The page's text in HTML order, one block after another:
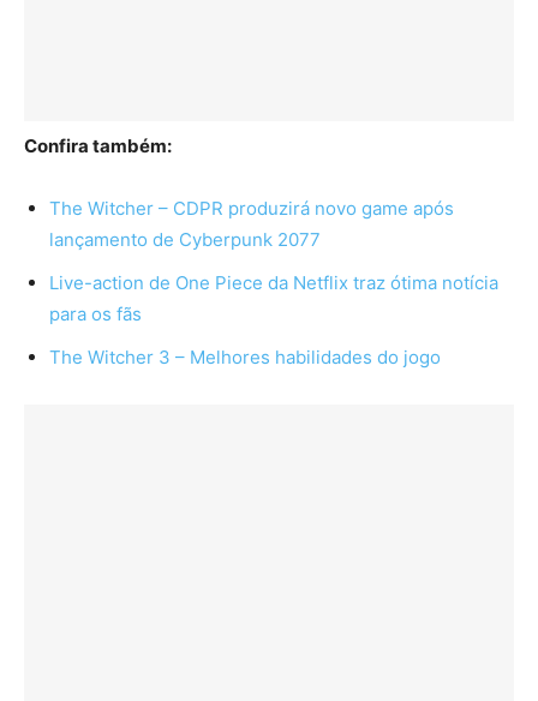
Confira também:
The Witcher – CDPR produzirá novo game após
lançamento de Cyberpunk 2077
Live-action de One Piece da Netflix traz ótima notícia
para os fãs
The Witcher 3 – Melhores habilidades do jogo